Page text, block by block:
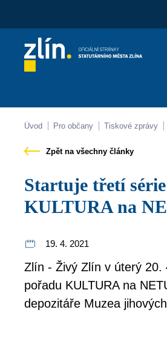
Kontakty
Úvod Pro občany Tiskové zprávy
Zpět na všechny články
Startuje třetí série krátkých snímků o zlínské kultuře
KULTURA na
19. 4. 2021
Zlín - Živý Zlín v úterý
pořadu KULTURA na
depozitáře Muzea